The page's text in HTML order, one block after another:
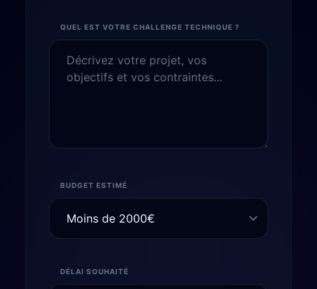
QUEL EST VOTRE CHALLENGE TECHNIQUE ?
BUDGET ESTIMÉ
DÉLAI SOUHAITÉ